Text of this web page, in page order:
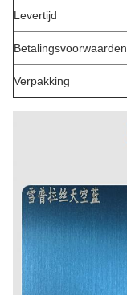
Levertijd
Betalingsvoorwaarden
Verpakking